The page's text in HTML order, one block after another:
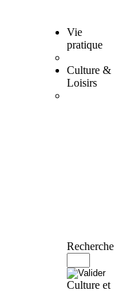
Vie
pratique
Culture &
Loisirs
Recherche
Culture et